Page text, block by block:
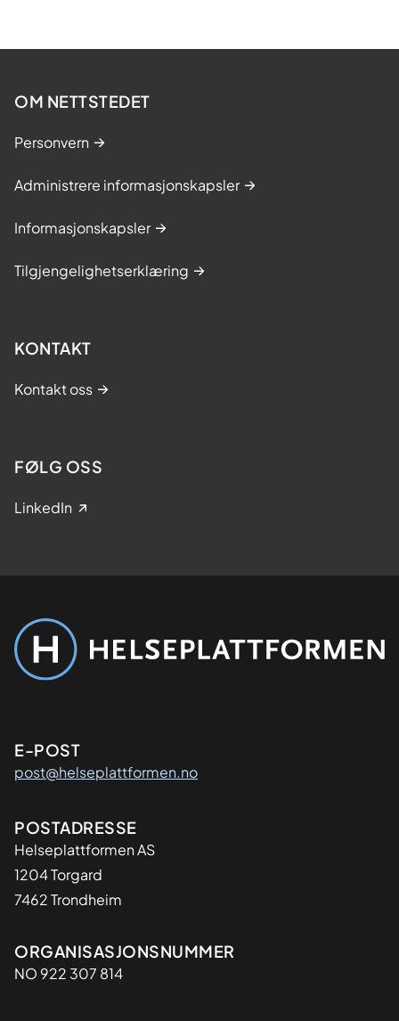
OM NETTSTEDET
Personvern
Administrere informasjonskapsler
Informasjonskapsler
Tilgjengelighetserklæring
KONTAKT
Kontakt oss
FØLG OSS
LinkedIn
Kontaktinformasjon
E-POST
post@helseplattformen.no
Adresse
POSTADRESSE
Helseplattformen AS
1204 Torgard
7462 Trondheim
Organisasjon
ORGANISASJONSNUMMER
NO 922 307 814